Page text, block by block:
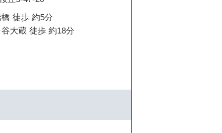
徒歩 約5分
大蔵 徒歩 約18分